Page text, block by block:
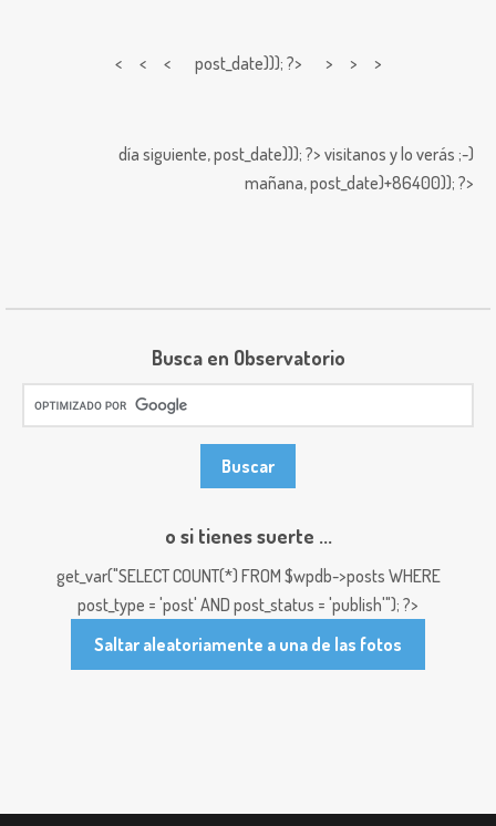
< < < post_date))); ?> > > >
día siguiente,post_date))); ?> visitanos y lo verás ;-)
mañana,post_date)+86400)); ?>
Busca en Observatorio
o si tienes suerte ...
get_var("SELECT COUNT(*) FROM $wpdb->posts WHERE
post_type = 'post' AND post_status = 'publish'"); ?>
Saltar aleatoriamente a una de las fotos